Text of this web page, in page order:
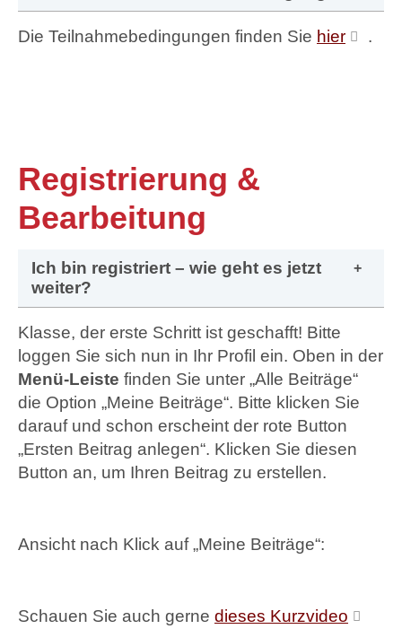
Die Teilnahmebedingungen finden Sie hier .
Registrierung &
Bearbeitung
Ich bin registriert – wie geht es jetzt
weiter?
Klasse, der erste Schritt ist geschafft! Bitte
loggen Sie sich nun in Ihr Profil ein. Oben in der
Menü-Leiste finden Sie unter „Alle Beiträge“
die Option „Meine Beiträge“. Bitte klicken Sie
darauf und schon erscheint der rote Button
„Ersten Beitrag anlegen“. Klicken Sie diesen
Button an, um Ihren Beitrag zu erstellen.
Ansicht nach Klick auf „Meine Beiträge“:
Schauen Sie auch gerne dieses Kurzvideo